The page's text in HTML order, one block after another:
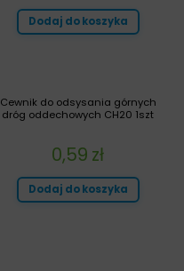
Dodaj do koszyka
Cewnik do odsysania górnych
dróg oddechowych CH20 1szt
0,59 zł
Dodaj do koszyka